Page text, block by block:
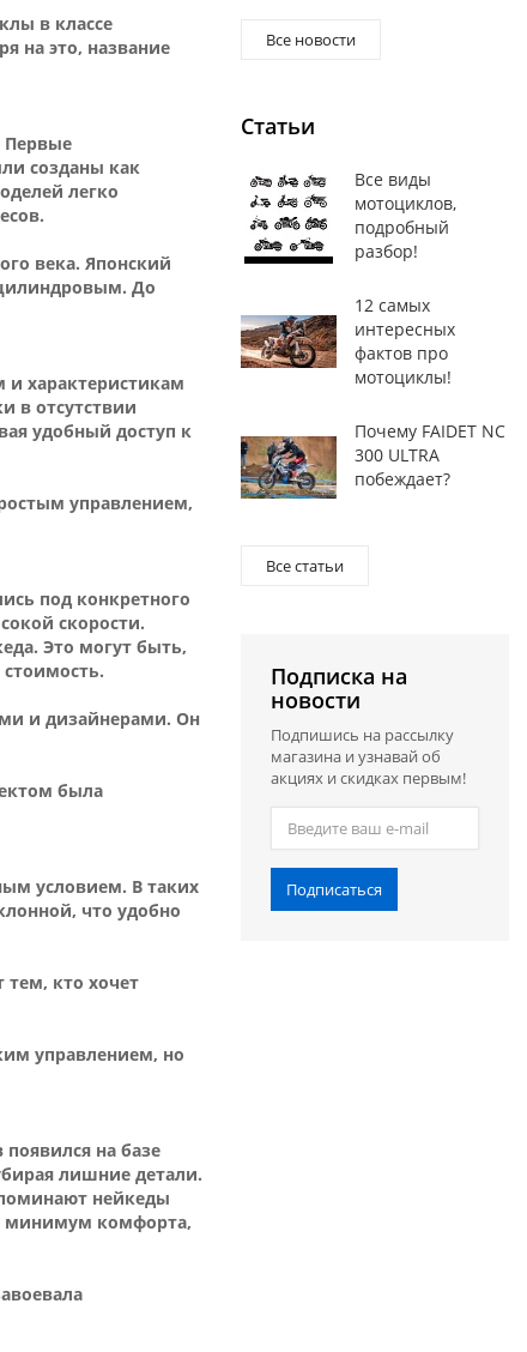
в классе
на это, название
Первые
созданы как
легко
века. Японский
До
и характеристикам
в отсутствии
удобный доступ к
управлением,
под конкретного
скорости.
Это могут быть,
и дизайнерами. Он
была
условием. В таких
что удобно
тем, кто хочет
управлением, но
на базе
лишние детали.
нейкеды
минимум комфорта,
Все новости
Статьи
Все виды
мотоциклов,
подробный
разбор!
12 самых
интересных
фактов про
мотоциклы!
Почему FAIDET NC
300 ULTRA
побеждает?
Все статьи
Подписка на
новости
Подпишись на рассылку
магазина и узнавай об
акциях и скидках первым!
Подписаться